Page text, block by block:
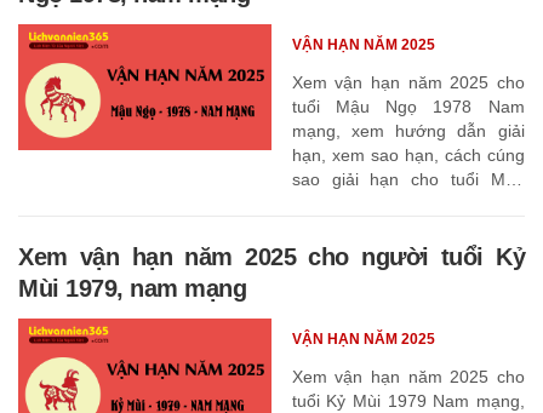
Xem vận hạn năm 2025 cho
tuổi Mậu Ngọ 1978 Nam
mạng, xem hướng dẫn giải
hạn, xem sao hạn, cách cúng
sao giải hạn cho tuổi Mậu
VẬN HẠN NĂM 2025
Xem vận hạn năm 2025 cho người tuổi Kỷ
Mùi 1979, nam mạng
Xem vận hạn năm 2025 cho
tuổi Kỷ Mùi 1979 Nam mạng,
VẬN HẠN NĂM 2025